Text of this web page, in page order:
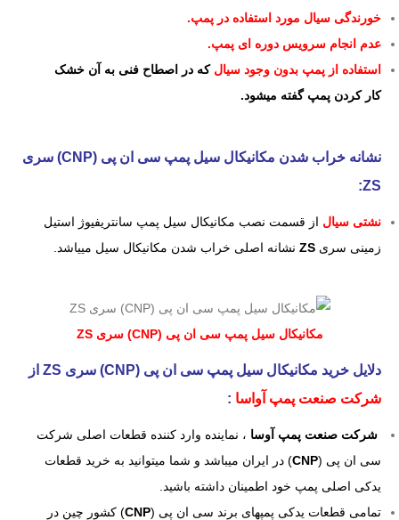
خورندگی سیال مورد استفاده در پمپ.
عدم انجام سرویس دوره ای پمپ.
استفاده از پمپ بدون وجود سیال که در اصطاح فنی به آن خشک
کار کردن پمپ گفته میشود.
نشانه خراب شدن مکانیکال سیل پمپ سی ان پی (CNP) سری
ZS
:
نشتی سیال از قسمت نصب مکانیکال سیل پمپ سانتریفیوژ استیل
زمینی سری ZS نشانه اصلی خراب شدن مکانیکال سیل مییاشد.
مکانیکال سیل پمپ سی ان پی (CNP) سری ZS
دلایل خرید مکانیکال سیل پمپ سی ان پی (CNP) سری ZS
از
شرکت صنعت پمپ آواسا :
شرکت صنعت پمپ آوسا ، نماینده وارد کننده قطعات اصلی شرکت
سی ان پی (CNP) در ایران میباشد و شما میتوانید به خرید قطعات
یدکی اصلی پمپ خود اطمینان داشته باشید.
تمامی قطعات یدکی پمپهای برند سی ان پی (CNP) کشور چین در